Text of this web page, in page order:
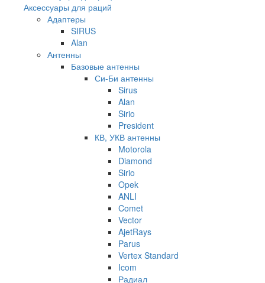
Аксессуары для раций
Адаптеры
SIRUS
Alan
Антенны
Базовые антенны
Си-Би антенны
Sirus
Alan
Sirio
President
КВ, УКВ антенны
Motorola
Diamond
Sirio
Opek
ANLI
Comet
Vector
AjetRays
Parus
Vertex Standard
Icom
Радиал